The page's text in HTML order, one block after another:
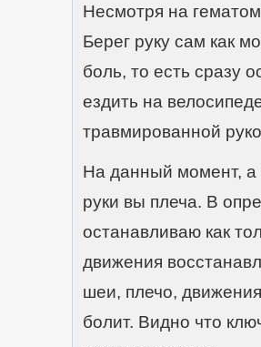
Несмотря на
Берег руку сам как
боль, то есть сразу
ездить на
травмированной
На данный момент, а
руки вы плеча. В
останавливаю как
движения
шеи, плечо,
болит. Видно что